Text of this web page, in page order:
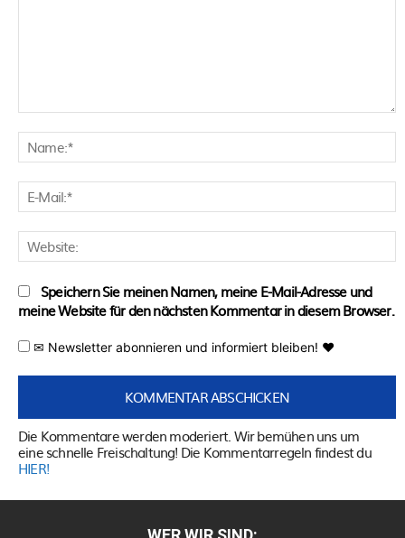
Speichern Sie meinen Namen, meine E-Mail-Adresse und
meine Website für den nächsten Kommentar in diesem Browser.
✉ Newsletter abonnieren und informiert bleiben! ♥
Die Kommentare werden moderiert. Wir bemühen uns um
eine schnelle Freischaltung! Die Kommentarregeln findest du
HIER!